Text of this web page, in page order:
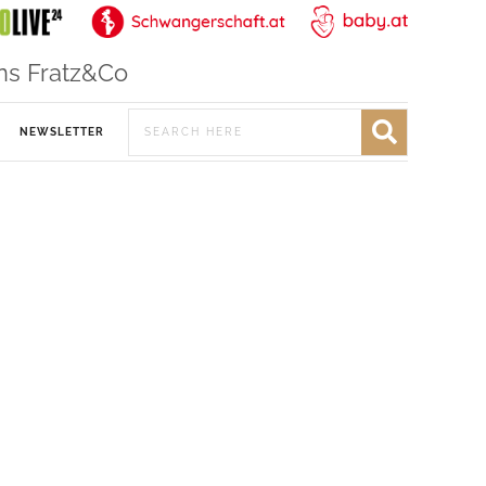
Fratz&Co
NEWSLETTER